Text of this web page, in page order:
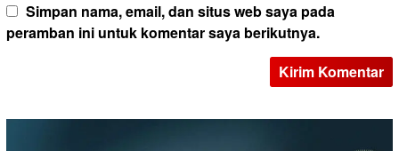
Simpan nama, email, dan situs web saya pada
peramban ini untuk komentar saya berikutnya.